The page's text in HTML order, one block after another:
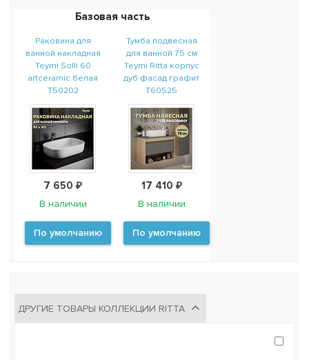
Базовая часть
Раковина для
ванной накладная
Teymi Solli 60
artceramic белая
T50202
7 650 ₽
В наличии
По умолчанию
Тумба подвесная
для ванной 75 см
Teymi Ritta корпус
дуб фасад графит
T60525
17 410 ₽
В наличии
По умолчанию
ДРУГИЕ ТОВАРЫ КОЛЛЕКЦИИ RITTA